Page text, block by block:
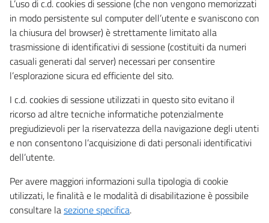
L’uso di c.d. cookies di sessione (che non vengono memorizzati
in modo persistente sul computer dell’utente e svaniscono con
la chiusura del browser) è strettamente limitato alla
trasmissione di identificativi di sessione (costituiti da numeri
casuali generati dal server) necessari per consentire
l’esplorazione sicura ed efficiente del sito.
I c.d. cookies di sessione utilizzati in questo sito evitano il
ricorso ad altre tecniche informatiche potenzialmente
pregiudizievoli per la riservatezza della navigazione degli utenti
e non consentono l’acquisizione di dati personali identificativi
dell’utente.
Per avere maggiori informazioni sulla tipologia di cookie
utilizzati, le finalità e le modalità di disabilitazione è possibile
consultare lasezione specifica.